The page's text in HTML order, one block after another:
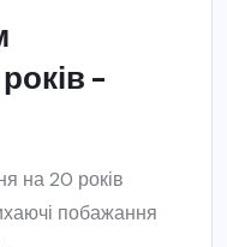
–
на 20 років
побажання